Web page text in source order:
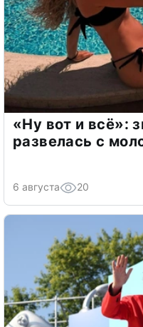
«Ну вот и всё»:
развелась с
6 августа 20